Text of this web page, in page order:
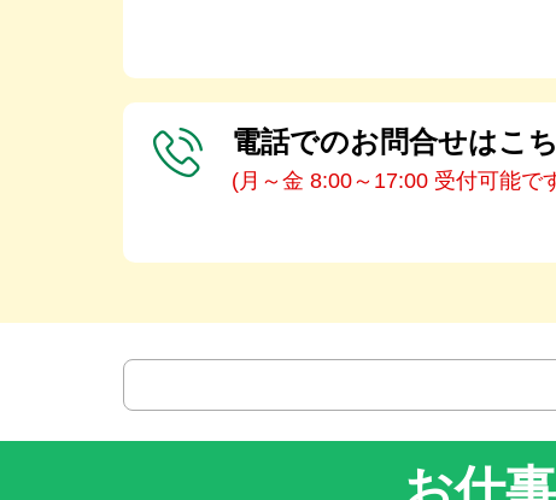
電話でのお問合せはこ
(月～金 8:00～17:00 受付可能で